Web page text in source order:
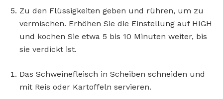
Zu den Flüssigkeiten geben und rühren, um zu
vermischen. Erhöhen Sie die Einstellung auf HIGH
und kochen Sie etwa 5 bis 10 Minuten weiter, bis
sie verdickt ist.
Das Schweinefleisch in Scheiben schneiden und
mit Reis oder Kartoffeln servieren.